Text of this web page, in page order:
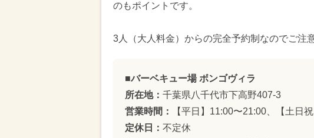
のもポイントです。
3人（大人料金）からの完全予約制なのでご注
■バーベキュー場 ボンゴヴィラ
所在地： 千葉県八千代市下高野407-3
営業時間：
【平日】11:00〜21:00、【土日
定休日： 不定休